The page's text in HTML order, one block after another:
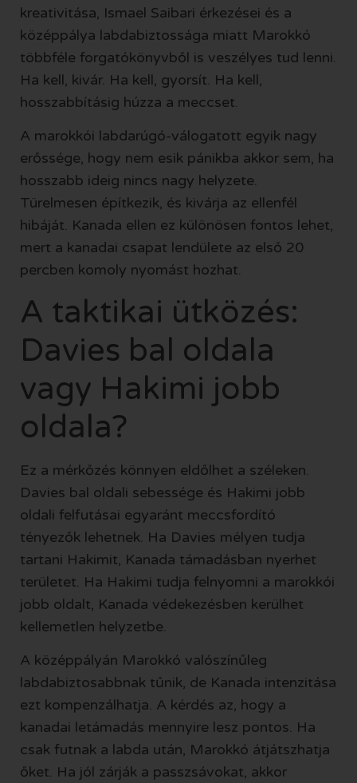
kreativitása, Ismael Saibari érkezései és a
középpálya labdabiztossága miatt Marokkó
többféle forgatókönyvből is veszélyes tud lenni.
Ha kell, kivár. Ha kell, gyorsít. Ha kell,
hosszabbításig húzza a meccset.
A marokkói labdarúgó-válogatott egyik nagy
erőssége, hogy nem esik pánikba akkor sem, ha
hosszabb ideig nincs nagy helyzete.
Türelmesen építkezik, és kivárja az ellenfél
hibáját. Kanada ellen ez különösen fontos lehet,
mert a kanadai csapat lendülete az első 20
percben komoly nyomást hozhat.
A taktikai ütközés:
Davies bal oldala
vagy Hakimi jobb
oldala?
Ez a mérkőzés könnyen eldőlhet a széleken.
Davies bal oldali sebessége és Hakimi jobb
oldali felfutásai egyaránt meccsfordító
tényezők lehetnek. Ha Davies mélyen tudja
tartani Hakimit, Kanada támadásban nyerhet
területet. Ha Hakimi tudja felnyomni a marokkói
jobb oldalt, Kanada védekezésben kerülhet
kellemetlen helyzetbe.
A középpályán Marokkó valószínűleg
labdabiztosabbnak tűnik, de Kanada intenzitása
ezt kompenzálhatja. A kérdés az, hogy a
kanadai letámadás mennyire lesz pontos. Ha
csak futnak a labda után, Marokkó átjátszhatja
őket. Ha jól zárják a passzsávokat, akkor